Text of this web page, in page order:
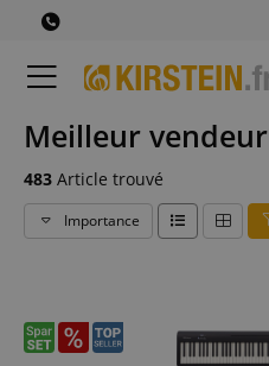
Meilleur vendeur
483 Article trouvé
Importance